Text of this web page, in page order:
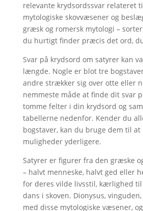
relevante krydsordssvar relateret
mytologiske skovvæsener og
græsk og romersk mytologi –
du hurtigt finder præcis det ord,
Svar på krydsord om satyrer kan
længde. Nogle er blot tre
andre strækker sig over otte eller
nemmeste måde at finde dit svar
tomme felter i din krydsord og
tabellerne nedenfor. Kender du
bogstaver, kan du bruge dem til
muligheder yderligere.
Satyrer er figurer fra den græske
– halvt menneske, halvt ged eller
for deres vilde livsstil, kærlighed til
dans i skoven. Dionysus,
med disse mytologiske væsener,